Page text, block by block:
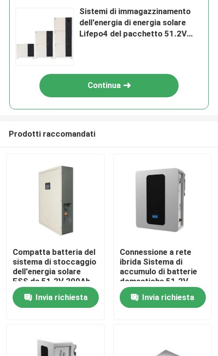
Casa
Prodotti
Chi siamo
Sistemi di immagazzinamento
dell'energia di energia solare
Lifepo4 del pacchetto 51.2V
Continua
Prodotti raccomandati
Compatta batteria del
sistema di stoccaggio
dell'energia solare
ESS da 51.2V 200Ah
per prestazioni
ottimaliInvia richiesta
Connessione a rete
ibrida Sistema di
accumulo di batterie
domestiche 51.2V
100Ah 5kWh Batteria
di accumulo ESS
Invia richiesta